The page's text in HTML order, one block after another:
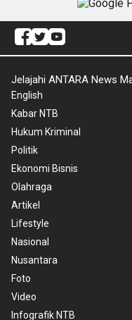
Jelajahi ANTARA News
English
Kabar NTB
Hukum Kriminal
Politik
Ekonomi Bisnis
Olahraga
Artikel
Lifestyle
Nasional
Nusantara
Foto
Video
Infografik NTB